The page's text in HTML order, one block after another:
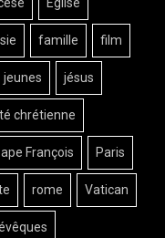
famille film
jeunes jésus
chrétienne
François Paris
rome Vatican